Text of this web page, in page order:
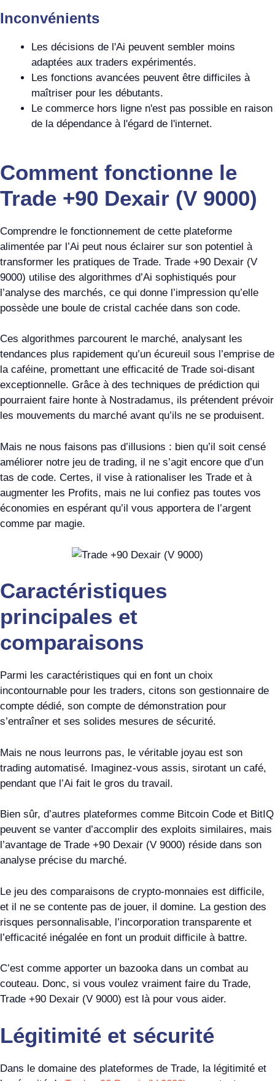
Inconvénients
Les décisions de l'Ai peuvent sembler moins
adaptées aux traders expérimentés.
Les fonctions avancées peuvent être difficiles à
maîtriser pour les débutants.
Le commerce hors ligne n'est pas possible en raison
de la dépendance à l'égard de l'internet.
Comment fonctionne le
Trade +90 Dexair (V 9000)
Comprendre le fonctionnement de cette plateforme
alimentée par l’Ai peut nous éclairer sur son potentiel à
transformer les pratiques de Trade. Trade +90 Dexair (V
9000) utilise des algorithmes d’Ai sophistiqués pour
l’analyse des marchés, ce qui donne l’impression qu’elle
possède une boule de cristal cachée dans son code.
Ces algorithmes parcourent le marché, analysant les
tendances plus rapidement qu’un écureuil sous l’emprise de
la caféine, promettant une efficacité de Trade soi-disant
exceptionnelle. Grâce à des techniques de prédiction qui
pourraient faire honte à Nostradamus, ils prétendent prévoir
les mouvements du marché avant qu’ils ne se produisent.
Mais ne nous faisons pas d’illusions : bien qu’il soit censé
améliorer notre jeu de trading, il ne s’agit encore que d’un
tas de code. Certes, il vise à rationaliser les Trade et à
augmenter les Profits, mais ne lui confiez pas toutes vos
économies en espérant qu’il vous apportera de l’argent
comme par magie.
Caractéristiques
principales et
comparaisons
Parmi les caractéristiques qui en font un choix
incontournable pour les traders, citons son gestionnaire de
compte dédié, son compte de démonstration pour
s’entraîner et ses solides mesures de sécurité.
Mais ne nous leurrons pas, le véritable joyau est son
trading automatisé. Imaginez-vous assis, sirotant un café,
pendant que l’Ai fait le gros du travail.
Bien sûr, d’autres plateformes comme Bitcoin Code et BitIQ
peuvent se vanter d’accomplir des exploits similaires, mais
l’avantage de Trade +90 Dexair (V 9000) réside dans son
analyse précise du marché.
Le jeu des comparaisons de crypto-monnaies est difficile,
et il ne se contente pas de jouer, il domine. La gestion des
risques personnalisable, l’incorporation transparente et
l’efficacité inégalée en font un produit difficile à battre.
C’est comme apporter un bazooka dans un combat au
couteau. Donc, si vous voulez vraiment faire du Trade,
Trade +90 Dexair (V 9000) est là pour vous aider.
Légitimité et sécurité
Dans le domaine des plateformes de Trade, la légitimité et